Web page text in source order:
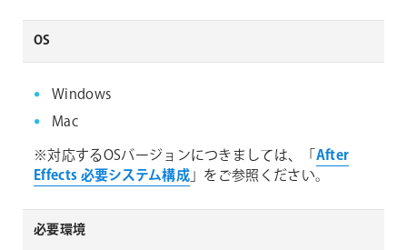
OS
Windows
Mac
※対応するOSバージョンにつきましては、「 After
Effects 必要システム構成」をご参照ください。
必要環境